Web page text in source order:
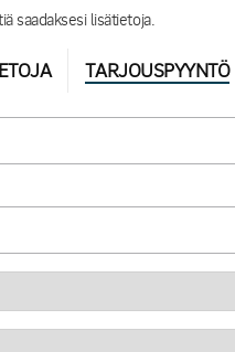
saadaksesi lisätietoja.
TARJOUSPYYNTÖ